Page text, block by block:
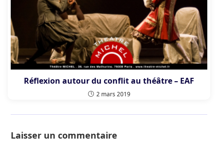
Réflexion autour du conflit au théâtre – EAF
2 mars 2019
Laisser un commentaire